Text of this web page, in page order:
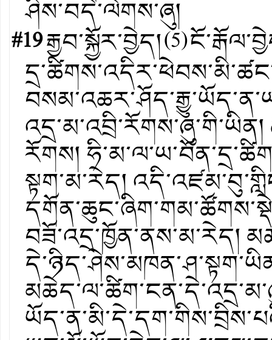
ཤིས་བདེ་ལེགས་ཞུ།
#19རྒྱབ་སྐྱོར་བྱེད།(5)
རོགས།
སྟག་མ་རེད།
བཟོ་འདྲ་ཁྱོན་ནས་མ་རེད།